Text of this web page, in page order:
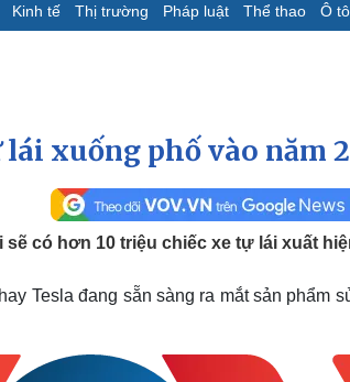
Kinh tế Thị trường Pháp luật Thể thao Ô
Hồ sơ
Thể thao
Lịch thi đấu bóng đá
Hậu trường
Ô tô -
Xe máy
xuống phố vào năm
sẽ có hơn 10 triệu chiếc xe tự lái xuất
Tesla đang sẵn sàng ra mắt sản phẩm